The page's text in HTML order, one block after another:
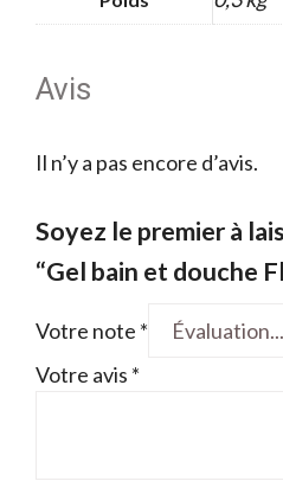
Avis
Il n’y a pas encore d’avis.
Soyez le premier à
“Gel bain et douche
Votre note *
Votre avis *